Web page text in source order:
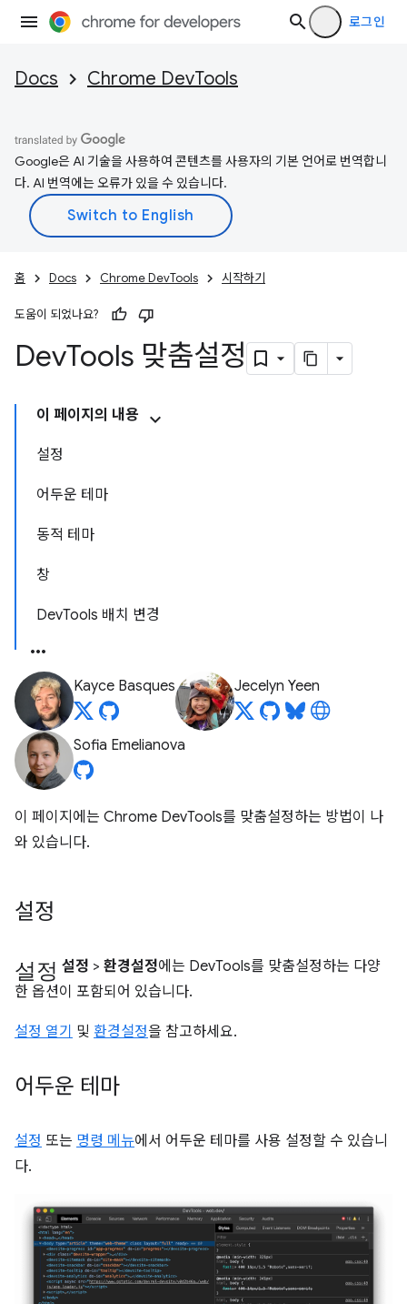
로그인
Docs Chrome DevTools
Google은 AI 기술을 사용하여 콘텐츠를 사용자의 기본 언어로 번역합니
다. AI 번역에는 오류가 있을 수 있습니다.
홈 Docs Chrome DevTools 시작하기
도움이 되었나요?
DevTools 맞춤설정
이 페이지의 내용
설정
어두운 테마
동적 테마
창
DevTools 배치 변경
Kayce Basques Jecelyn Yeen
Sofia Emelianova
이 페이지에는 Chrome DevTools를 맞춤설정하는 방법이 나
와 있습니다.
설정
설정 설정 > 환경설정에는 DevTools를 맞춤설정하는 다양
한 옵션이 포함되어 있습니다.
설정 열기 및 환경설정을 참고하세요.
어두운 테마
설정 또는 명령 메뉴에서 어두운 테마를 사용 설정할 수 있습니
다.